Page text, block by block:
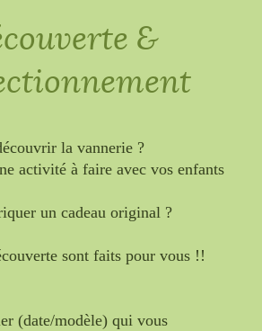
&
la vannerie ?
activité à faire avec vos enfants
un cadeau original ?
sont faits pour vous !!
(date/modèle) qui vous